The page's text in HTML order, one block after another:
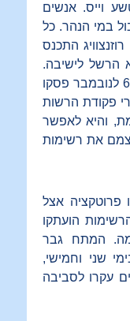
וייס. אנשים
במי הנהר. כל
התכנס
הרשל לישיבה.
פסק ההלכה לא ניתן והדיון נדחה למחר. ב- 6 לנובמבר פסקו
פקודת הרשות
והיא לאפשר
את רשימות
פרוטקציה אצל
הועתקו
המתח גבר
שני וחמישי,
עקרו לסביבה